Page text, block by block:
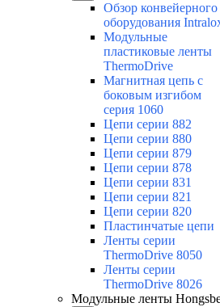
Обзор конвейерного
оборудования
Модульные
пластиковые ленты
ThermoDrive
Магнитная цепь с
боковым изгибом
серия 1060
Цепи серии 882
Цепи серии 880
Цепи серии 879
Цепи серии 878
Цепи серии 831
Цепи серии 821
Цепи серии 820
Пластинчатые цепи
Ленты серии
ThermoDrive 8050
Ленты серии
ThermoDrive 8026
Модульные ленты